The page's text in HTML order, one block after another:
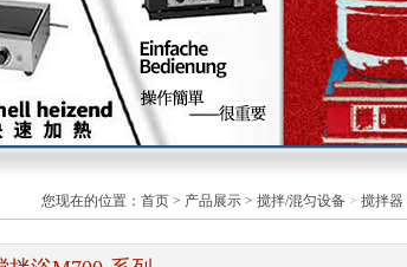
您现在的位置： 首页 > 产品展示 > 搅拌/混匀设备 > 搅拌器